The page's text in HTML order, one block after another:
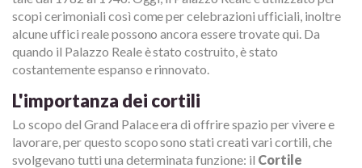
scopi cerimoniali così come per celebrazioni ufficiali, inoltre
alcune uffici reale possono ancora essere trovate qui. Da
quando il Palazzo Reale è stato costruito, è stato
costantemente espanso e rinnovato.
L'importanza dei cortili
Lo scopo del Grand Palace era di offrire spazio per vivere e
lavorare, per questo scopo sono stati creati vari cortili, che
svolgevano tutti una determinata funzione: il Cortile